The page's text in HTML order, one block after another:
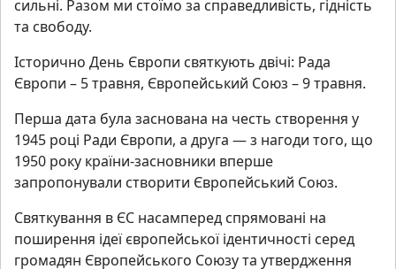
сильні. Разом ми стоїмо за справедливість, гідність
та свободу.
Історично День Європи святкують двічі: Рада
Європи – 5 травня, Європейський Союз – 9 травня.
Перша дата була заснована на честь створення у
1945 році Ради Європи, а друга — з нагоди того, що
1950 року країни-засновники вперше
запропонували створити Європейський Союз.
Святкування в ЄС насамперед спрямовані на
поширення ідеї європейської ідентичності серед
громадян Європейського Союзу та утвердження